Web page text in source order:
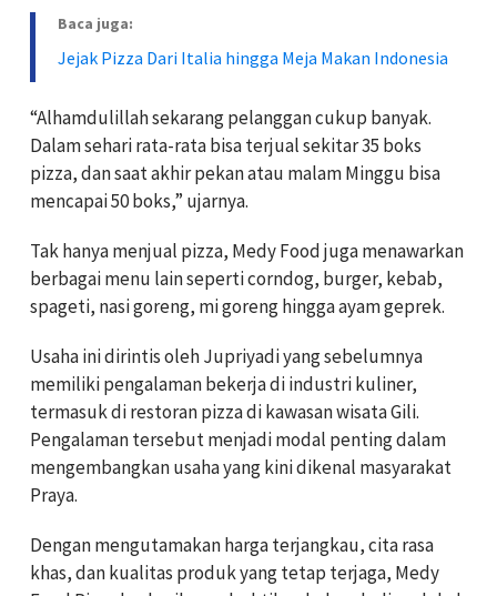
Baca juga:
Jejak Pizza Dari Italia hingga Meja Makan Indonesia
“Alhamdulillah sekarang pelanggan cukup banyak.
Dalam sehari rata-rata bisa terjual sekitar 35 boks
pizza, dan saat akhir pekan atau malam Minggu bisa
mencapai 50 boks,” ujarnya.
Tak hanya menjual pizza, Medy Food juga menawarkan
berbagai menu lain seperti corndog, burger, kebab,
spageti, nasi goreng, mi goreng hingga ayam geprek.
Usaha ini dirintis oleh Jupriyadi yang sebelumnya
memiliki pengalaman bekerja di industri kuliner,
termasuk di restoran pizza di kawasan wisata Gili.
Pengalaman tersebut menjadi modal penting dalam
mengembangkan usaha yang kini dikenal masyarakat
Praya.
⁠⁠⁠⁠⁠⁠⁠Dengan mengutamakan harga terjangkau, cita rasa
khas, dan kualitas produk yang tetap terjaga, Medy